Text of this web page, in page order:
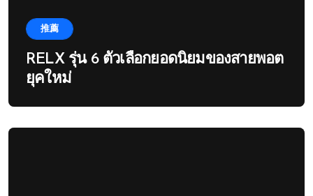
推薦
RELX รุ่น 6 ตัวเลือกยอดนิยมของสายพอต
ยุคใหม่